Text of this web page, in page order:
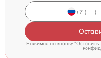
Нажимая на кнопку "Оставить